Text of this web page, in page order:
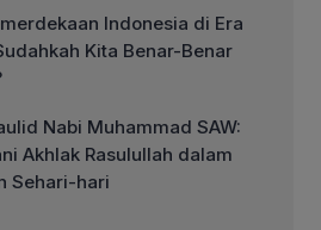
Indonesia di Era
Kita Benar-Benar
Nabi Muhammad SAW:
Akhlak Rasulullah dalam
Sehari-hari